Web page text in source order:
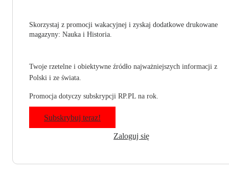
Skorzystaj z promocji wakacyjnej i zyskaj dodatkowe drukowane
magazyny: Nauka i Historia.
Twoje rzetelne i obiektywne źródło najważniejszych informacji z
Polski i ze świata.
Promocja dotyczy subskrypcji RP.PL na rok.
Subskrybuj teraz!
Zaloguj się